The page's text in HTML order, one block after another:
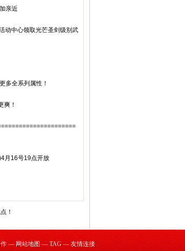
亲近
动中心领取光芒圣剑级别武
多全系列属性！
爽！
月16号19点开放
！
— 网站地图 —TAG —友情连接